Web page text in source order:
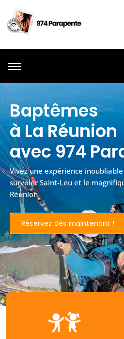
Baptêmes
à La Réunion
avec 974
Vivez une expérience
survoler Saint-Leu et le
Réunion
Réservez dès maintenant !